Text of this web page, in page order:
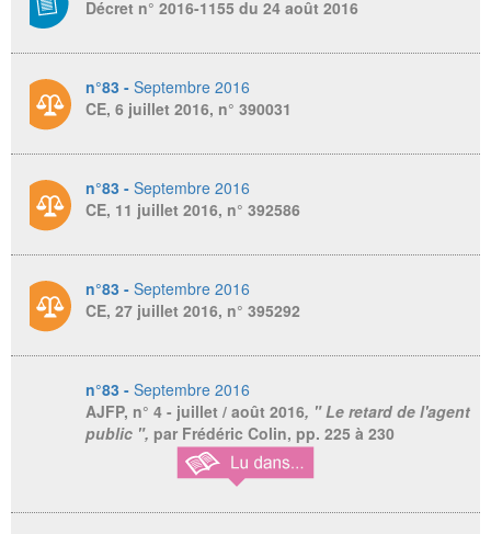
Décret n° 2016-1155 du 24 août 2016
n°83 - Septembre 2016
CE, 6 juillet 2016, n° 390031
n°83 - Septembre 2016
CE, 11 juillet 2016, n° 392586
n°83 - Septembre 2016
CE, 27 juillet 2016, n° 395292
n°83 - Septembre 2016
AJFP, n° 4 - juillet / août 2016, " Le retard de l'agent
public ", par Frédéric Colin, pp. 225 à 230